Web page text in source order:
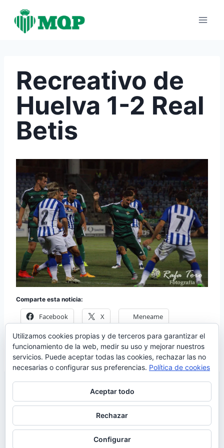
contenido
Recreativo de
Huelva 1-2 Real
Betis
Comparte esta noticia:
Facebook X Meneame
Más
© 2026 Manquepierda - Tema para WordPress
porKadence WP
Utilizamos cookies propias y de terceros para garantizar el
funcionamiento de la web, medir su uso y mejorar nuestros
servicios. Puede aceptar todas las cookies, rechazar las no
necesarias o configurar sus preferencias. Política de cookies
Aceptar todo
Rechazar
Configurar